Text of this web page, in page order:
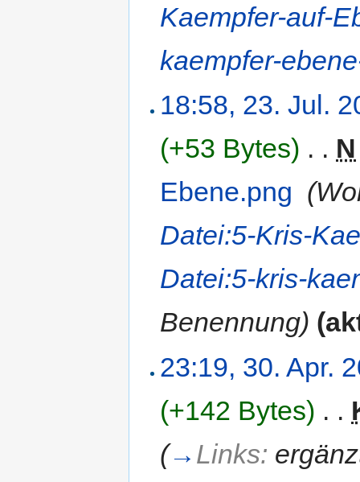
Kaempfer-auf-
kaempfer-
18:58, 23. Jul.
(+53 Bytes) . . N
Ebene.png
Datei:5-Kris-
Datei:5-kris-
Benennung)
23:19, 30. Apr.
(+142 Bytes) . .
(→ Links: